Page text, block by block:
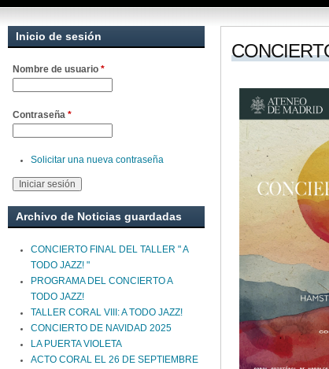
Inicio de sesión
Nombre de usuario *
Contraseña *
Solicitar una nueva contraseña
Archivo de Noticias guardadas
CONCIERTO FINAL DEL TALLER " A
TODO JAZZ! "
PROGRAMA DEL CONCIERTO A
TODO JAZZ!
TALLER CORAL VIII: A TODO JAZZ!
CONCIERTO DE NAVIDAD 2025
LA PUERTA VIOLETA
ACTO CORAL EL 26 DE SEPTIEMBRE